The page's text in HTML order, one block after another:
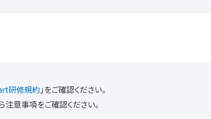
研修規約 」をご確認ください。
ら注意事項をご確認ください。